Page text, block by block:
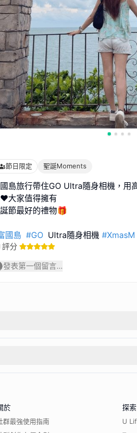
節日限定 聖誕Moments
島旅行帶住GO Ultra隨身相機，用
大家值得擁有
節最好的禮物🎁
國島 #GO Ultra隨身相機 #XmasM
評分
發表第一個留言...
於
群最強使用指南
探索
U